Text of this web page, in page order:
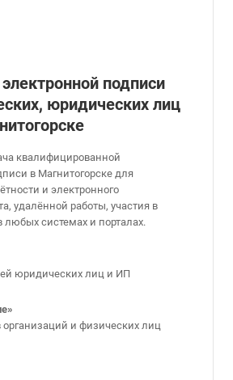
подписи
юридических лиц
квалифицированной
в Магнитогорске для
и электронного
удалённой работы, участия в
любых системах и порталах.
юридических лиц и ИП
организаций и физических лиц